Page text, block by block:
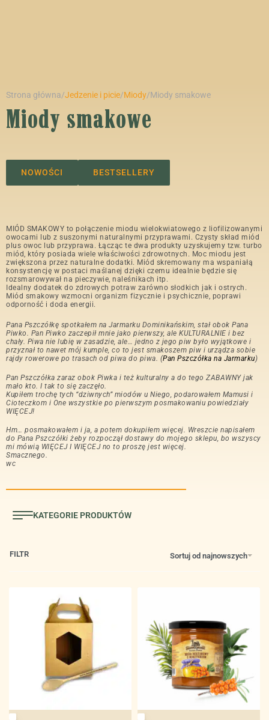
Strona główna/Jedzenie i picie/Miody/Miody smakowe
Miody smakowe
NOWOŚCI BESTSELLERY
MIÓD SMAKOWY to połączenie miodu wielokwiatowego z liofilizowanymi
owocami lub z suszonymi naturalnymi przyprawami. Czysty skład miód
plus owoc lub przyprawa. Łącząc te dwa produkty uzyskujemy tzw. turbo
miód, który posiada wiele właściwości zdrowotnych. Moc miodu jest
zwiększona przez naturalne dodatki. Miód skremowany ma wspaniałą
konsystencję w postaci maślanej dzięki czemu idealnie będzie się
rozsmarowywał na pieczywie, naleśnikach itp.
Idealny dodatek do zdrowych potraw zarówno słodkich jak i ostrych.
Miód smakowy wzmocni organizm fizycznie i psychicznie, poprawi
odporność i doda energii.
Pana Pszczółkę spotkałem na Jarmarku Dominikańskim, stał obok Pana
Piwko. Pan Piwko zaczepił mnie jako pierwszy, ale KULTURALNIE i bez
chały. Piwa nie lubię w zasadzie, ale… jedno z jego piw było wyjątkowe i
przyznał to nawet mój kumple, co to jest smakoszem piw i urządza sobie
rajdy rowerowe po trasach od piwa do piwa. (Pan Pszczółka na Jarmarku)
Pan Pszczółka zaraz obok Piwka i też kulturalny a do tego ZABAWNY jak
mało kto. I tak to się zaczęło.
Kupiłem trochę tych “dziwnych” miodów u Niego, podarowałem Mamusi i
Cioteczkom i One wszystkie po pierwszym posmakowaniu powiedziały
WIĘCEJ!
Hm… posmakowałem i ja, a potem dokupiłem więcej. Wreszcie napisałem
do Pana Pszczółki żeby rozpoczął dostawy do mojego sklepu, bo wszyscy
mi mówią WIĘCEJ I WIĘCEJ no to proszę jest więcej.
Smacznego.
wc
Sortuj od najnowszych
FILTR